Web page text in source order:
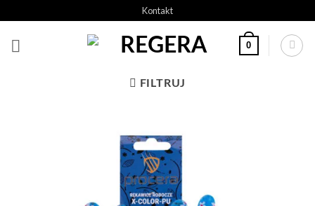
do
treści
Kontakt
0
FILTRUJ